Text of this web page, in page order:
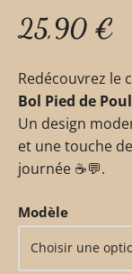
25,90 €
Redécouvrez le
Bol Pied de
Un design
et une touche
journée ☕💬.
Modèle